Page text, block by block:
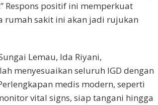
Respons positif ini memperkuat
rumah sakit ini akan jadi rujukan
Lemau, Ida Riyani,
menyesuaikan seluruh IGD dengan
medis modern, seperti
vital signs, siap tangani hingga